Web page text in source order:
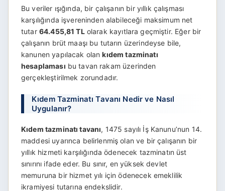
Bu veriler ışığında, bir çalışanın bir yıllık çalışması
karşılığında işvereninden alabileceği maksimum net
tutar 64.455,81 TLolarak kayıtlara geçmiştir. Eğer bir
çalışanın brüt maaşı bu tutarın üzerindeyse bile,
kanunen yapılacak olankıdem tazminatı
hesaplaması bu tavan rakam üzerinden
gerçekleştirilmek zorundadır.
Kıdem Tazminatı Tavanı Nedir ve Nasıl
Uygulanır?
Kıdem tazminatı tavanı, 1475 sayılı İş Kanunu’nun 14.
maddesi uyarınca belirlenmiş olan ve bir çalışanın bir
yıllık hizmeti karşılığında ödenecek tazminatın üst
sınırını ifade eder. Bu sınır, en yüksek devlet
memuruna bir hizmet yılı için ödenecek emeklilik
ikramiyesi tutarına endekslidir.